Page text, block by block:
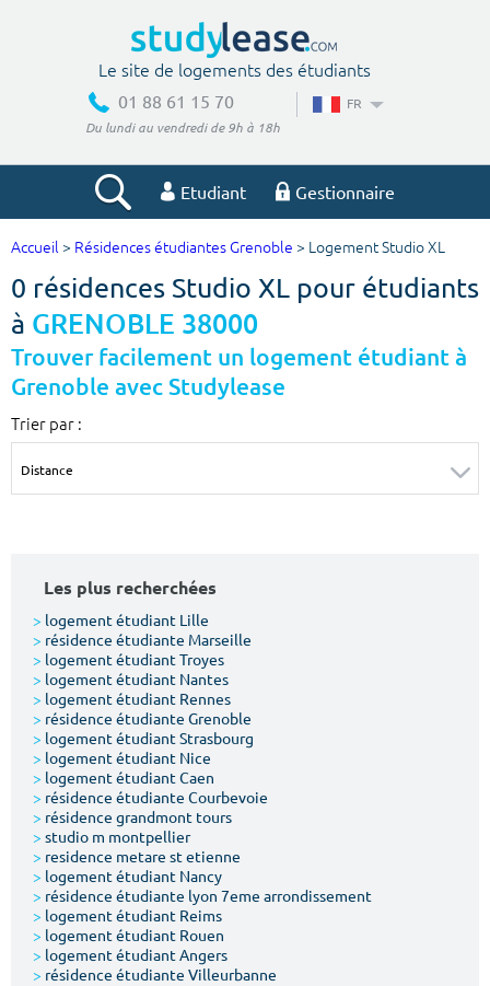
Le site de logements des étudiants
01 88 61 15 70
Du lundi au vendredi de 9h à 18h
FR
Etudiant Gestionnaire
Votre recherche
Ville, école
Type de location
Votre date d'entrée
Accueil > Résidences étudiantes Grenoble > Logement Studio XL
0 résidences Studio XL pour étudiants
à GRENOBLE 38000
Trouver facilement un logement étudiant à
Grenoble avec Studylease
Trier par :
Les plus recherchées
> logement étudiant Lille
> résidence étudiante Marseille
> logement étudiant Troyes
> logement étudiant Nantes
> logement étudiant Rennes
> résidence étudiante Grenoble
> logement étudiant Strasbourg
> logement étudiant Nice
> logement étudiant Caen
> résidence étudiante Courbevoie
> résidence grandmont tours
> studio m montpellier
> residence metare st etienne
> logement étudiant Nancy
> résidence étudiante lyon 7eme arrondissement
> logement étudiant Reims
> logement étudiant Rouen
> logement étudiant Angers
> résidence étudiante Villeurbanne